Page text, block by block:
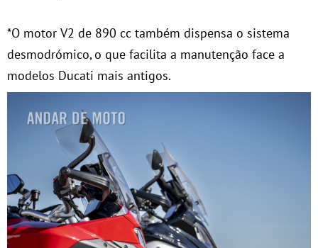
*O motor V2 de 890 cc também dispensa o sistema
desmodrómico, o que facilita a manutenção face a
modelos Ducati mais antigos.